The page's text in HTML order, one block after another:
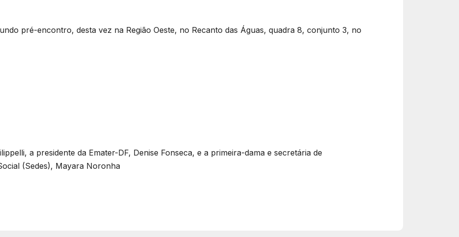
pré-encontro, desta vez na Região Oeste, no Recanto das Águas, quadra 8, conjunto 3, no
a presidente da Emater-DF, Denise Fonseca, e a primeira-dama e secretária de
(Sedes), Mayara Noronha